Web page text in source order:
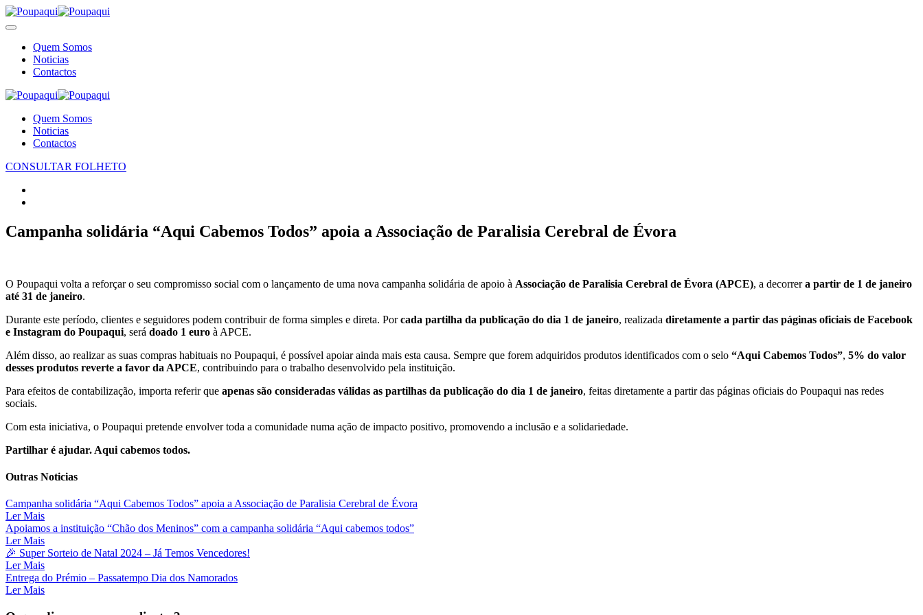
Quem Somos
Noticias
Contactos
Quem Somos
Noticias
Contactos
CONSULTAR FOLHETO
Campanha solidária “Aqui Cabemos Todos” apoia a Associação de Paralisia Cerebral de Évora
O Poupaqui volta a reforçar o seu compromisso social com o lançamento de uma nova campanha solidária de apoio à Associação de Paralisia Cerebral de Évora (APCE), a decorrera partir de 1 de janeiro
até 31 de janeiro.
Durante este período, clientes e seguidores podem contribuir de forma simples e direta. Porcada partilha da publicação do dia 1 de janeiro, realizada diretamente a partir das páginas oficiais de Facebook
e Instagram do Poupaqui, será doado 1 euro à APCE.
Além disso, ao realizar as suas compras habituais no Poupaqui, é possível apoiar ainda mais esta causa. Sempre que forem adquiridos produtos identificados com o selo “Aqui Cabemos Todos”, 5% do valor
desses produtos reverte a favor da APCE, contribuindo para o trabalho desenvolvido pela instituição.
Para efeitos de contabilização, importa referir que apenas são consideradas válidas as partilhas da publicação do dia 1 de janeiro, feitas diretamente a partir das páginas oficiais do Poupaqui nas redes
sociais.
Com esta iniciativa, o Poupaqui pretende envolver toda a comunidade numa ação de impacto positivo, promovendo a inclusão e a solidariedade.
Partilhar é ajudar. Aqui cabemos todos.
Outras Noticias
Campanha solidária “Aqui Cabemos Todos” apoia a Associação de Paralisia Cerebral de Évora
Ler Mais
Apoiamos a instituição “Chão dos Meninos” com a campanha solidária “Aqui cabemos todos”
Ler Mais
🎉 Super Sorteio de Natal 2024 – Já Temos Vencedores!
Ler Mais
Entrega do Prémio – Passatempo Dia dos Namorados
Ler Mais